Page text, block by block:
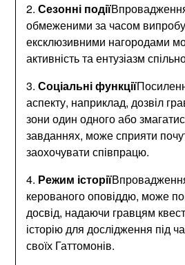
2.Сезонні події
обмеженими за часом
ексклюзивними нагородами
активність та ентузіазм
3.Соціальні функції
аспекту, наприклад, дозвіл
зони один одного або
завданнях, може сприяти
заохочувати співпрацю.
4. Режим історії
керованого оповіддю, може
досвід, надаючи гравцям
історію для дослідження під
своїх Гаттомонів.